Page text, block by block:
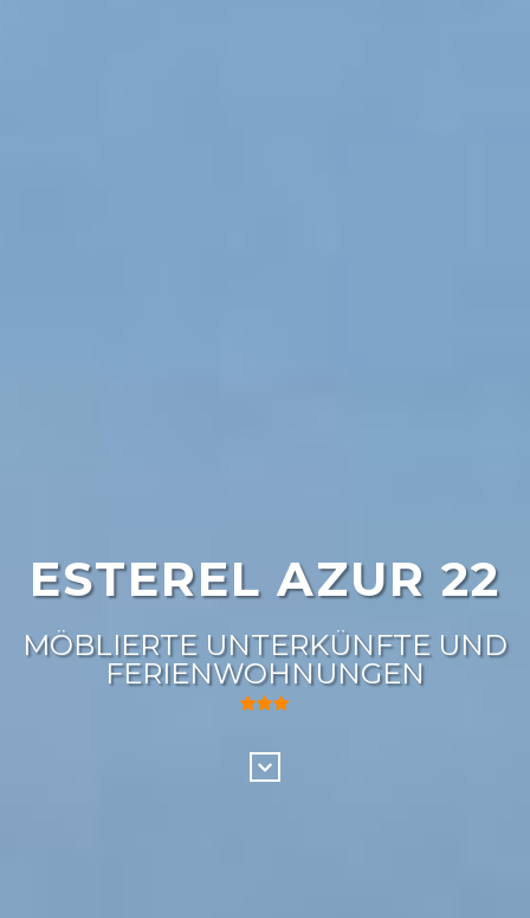
ESTEREL AZUR 22
MÖBLIERTE UNTERKÜNFTE UND
FERIENWOHNUNGEN